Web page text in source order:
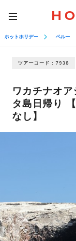
toggle
navigation
ホットホリデー ペルー
ツアーコード : 7938
ワカチナオ
タ島日帰り
なし】